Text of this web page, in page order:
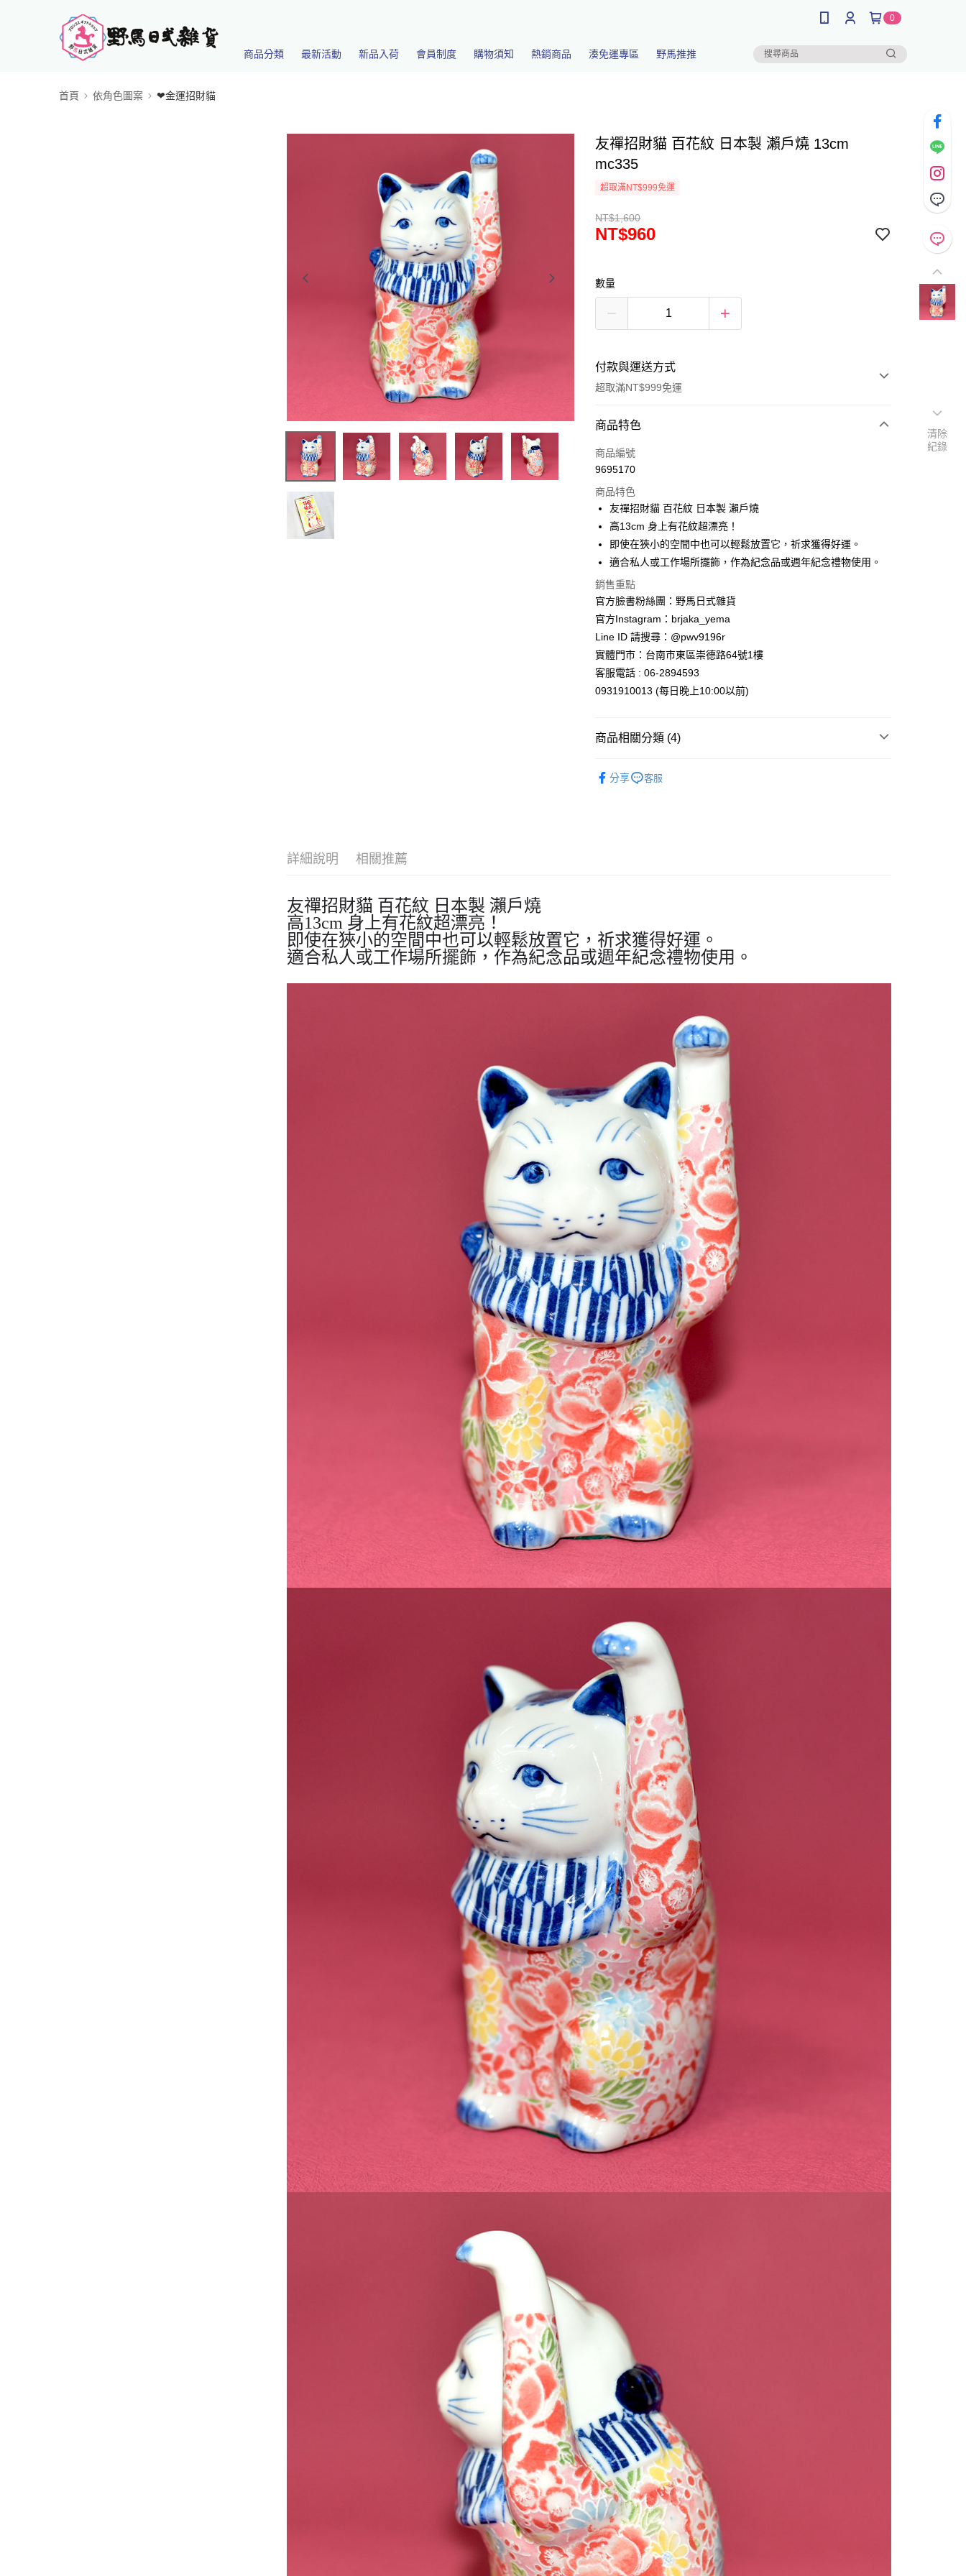
0
商品分類 最新活動 新品入荷 會員制度 購物須知 熱銷商品 湊免運專區 野馬推推
首頁 依角色圖案 ❤金運招財貓
友禪招財貓 百花紋 日本製 瀨戶燒 13cm
mc335
超取滿NT$999免運
NT$1,600
NT$960
數量
付款與運送方式
超取滿NT$999免運
付款方式
信用卡一次付款
3 期 0 利率 每期 NT$320
合作金庫商業銀行
華南商業銀行
彰化商業銀行
國泰世華商業銀行
兆豐國際商業銀行
臺灣中小企業銀行
匯豐（台灣）商業銀行
聯邦商業銀行
玉山商業銀行
台新國際商業銀行
中國信託商業銀行
台灣樂天信用卡公司
超商取貨付款
Apple Pay
街口支付
悠遊付
Google Pay
ATM付款
運送方式
每筆NT$65，滿NT$999(含以上)免運費
宅配
每筆NT$100，滿NT$999(含以上)免運費
商品特色
商品編號
9695170
商品特色
友禪招財貓 百花紋 日本製 瀨戶燒
高13cm 身上有花紋超漂亮！
即使在狹小的空間中也可以輕鬆放置它，祈求獲得好運。
適合私人或工作場所擺飾，作為紀念品或週年紀念禮物使用。
銷售重點
官方臉書粉絲團：野馬日式雜貨
官方Instagram：brjaka_yema
Line ID 請搜尋：@pwv9196r
實體門市：台南市東區崇德路64號1樓
客服電話 : 06-2894593
0931910013 (每日晚上10:00以前)
商品相關分類 (4)
分享 客服
詳細說明 相關推薦
友禪招財貓 百花紋 日本製 瀨戶燒
高13cm 身上有花紋超漂亮！
即使在狹小的空間中也可以輕鬆放置它，祈求獲得好運。
適合私人或工作場所擺飾，作為紀念品或週年紀念禮物使用。
清除
紀錄